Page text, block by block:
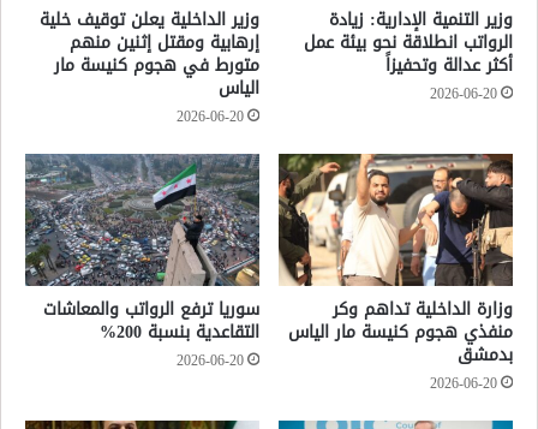
وزير التنمية الإدارية: زيادة
الرواتب انطلاقة نحو بيئة عمل
أكثر عدالة وتحفيزاً
2026-06-20
وزير الداخلية يعلن توقيف خلية
إرهابية ومقتل إثنين منهم
متورط في هجوم كنيسة مار
الياس
2026-06-20
وزارة الداخلية تداهم وكر
منفذي هجوم كنيسة مار الياس
بدمشق
2026-06-20
سوريا ترفع الرواتب والمعاشات
التقاعدية بنسبة 200%
2026-06-20